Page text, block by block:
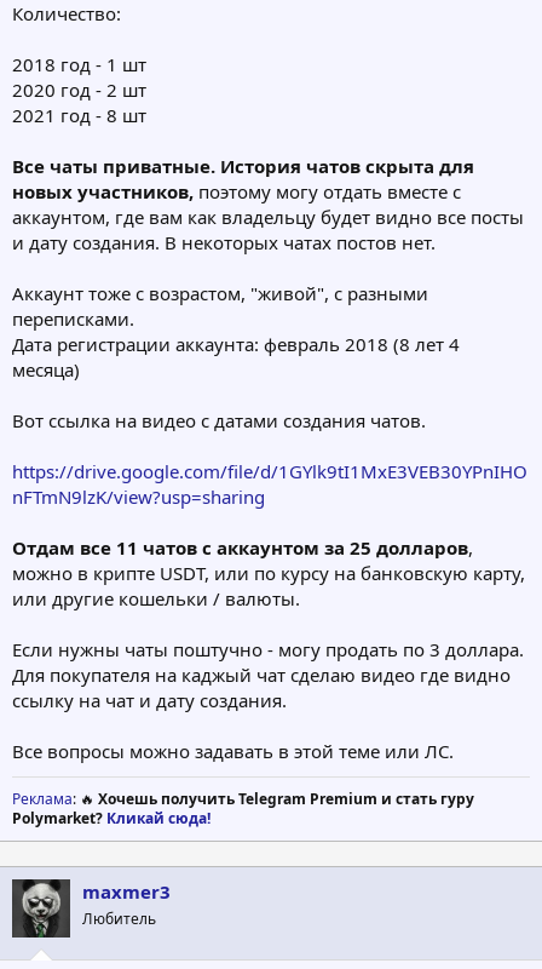
Количество:
2018 год - 1 шт
2020 год - 2 шт
2021 год - 8 шт
Все чаты приватные. История чатов скрыта для
новых участников, поэтому могу отдать вместе с
аккаунтом, где вам как владельцу будет видно все посты
и дату создания. В некоторых чатах постов нет.
Аккаунт тоже с возрастом, "живой", с разными
переписками.
Дата регистрации аккаунта: февраль 2018 (8 лет 4
месяца)
Вот ссылка на видео с датами создания чатов.
https://drive.google.com/file/d/1GYlk9tI1MxE3VEB30YPnIHO
nFTmN9lzK/view?usp=sharing
Отдам все 11 чатов с аккаунтом за 25 долларов,
можно в крипте USDT, или по курсу на банковскую карту,
или другие кошельки / валюты.
Если нужны чаты поштучно - могу продать по 3 доллара.
Для покупателя на каджый чат сделаю видео где видно
ссылку на чат и дату создания.
Все вопросы можно задавать в этой теме или ЛС.
Реклама: 🔥 Хочешь получить Telegram Premium и стать гуру
Polymarket? Кликай сюда!
maxmer3
Любитель